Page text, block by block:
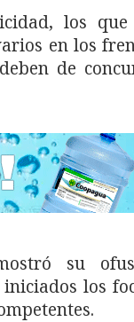
los
en los
de
su
los